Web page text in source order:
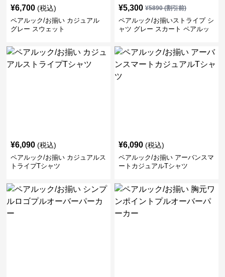
¥6,700 (税込)
ペアルック/お揃い カジュアル
グレー スウェット
¥5,300 ¥5890(割引前)
ペアルック/お揃いストライプ シ
ャツ グレー スカート ペアルッ
¥6,090 (税込)
ペアルック/お揃い カジュアルス
トライプTシャツ
¥6,090 (税込)
ペアルック/お揃い アーバンスマ
ートカジュアルTシャツ